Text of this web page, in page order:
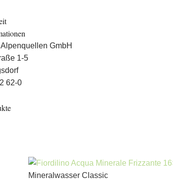
GmbH
1-5
62-0
Mineralwasser Classic